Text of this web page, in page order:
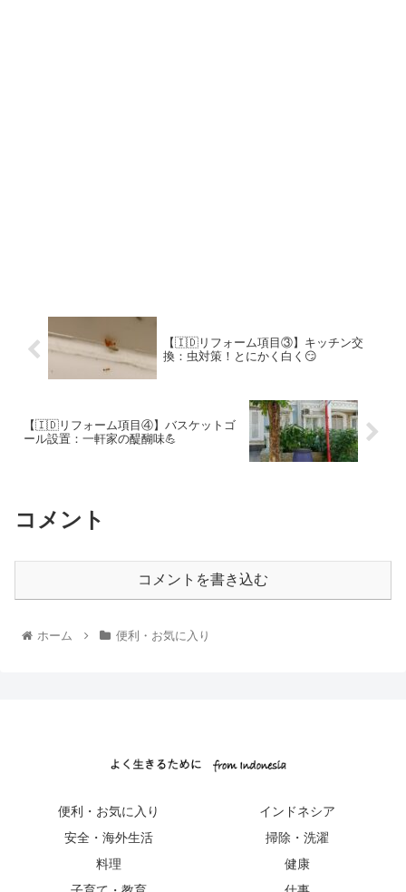
【🇮🇩リフォーム項目③】キッチン交
換：虫対策！とにかく白く😏
【🇮🇩リフォーム項目④】バスケットゴ
ール設置：一軒家の醍醐味💪
コメント
コメントを書き込む
ホーム 便利・お気に入り
便利・お気に入り
インドネシア
安全・海外生活
掃除・洗濯
料理
健康